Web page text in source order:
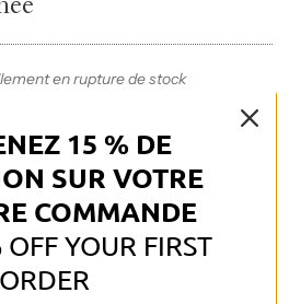
en rupture de stock
au travaille, prenez quelques
à l'aide de ce trio pieds
les produits individuel, cliquez
15 % DE
SUR VOTRE
COMMANDE
YOUR FIRST
ORDER